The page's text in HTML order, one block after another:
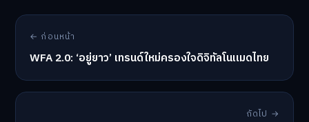
← ก่อนหน้า
WFA 2.0: ‘อยู่ยาว’ เทรนด์ใหม่ครองใจดิจิทัลโนแมดไทย
ถัดไป →